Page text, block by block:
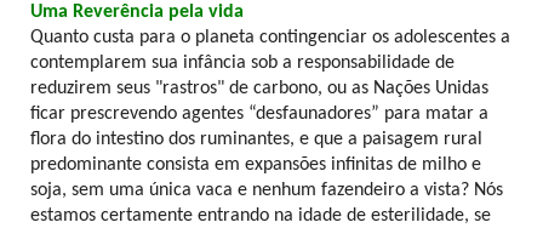
Uma Reverência pela vida
Quanto custa para o planeta contingenciar os adolescentes a
contemplarem sua infância sob a responsabilidade de
reduzirem seus "rastros" de carbono, ou as Nações Unidas
ficar prescrevendo agentes “desfaunadores” para matar a
flora do intestino dos ruminantes, e que a paisagem rural
predominante consista em expansões infinitas de milho e
soja, sem uma única vaca e nenhum fazendeiro a vista? Nós
estamos certamente entrando na idade de esterilidade, se